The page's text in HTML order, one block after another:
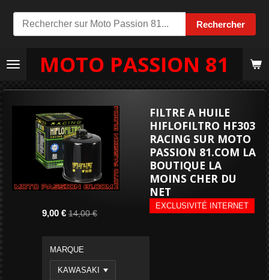
Rechercher
Passer
au
principal
MOTO PASSION 81
FILTRE A HUILE
HIFLOFILTRO HF303
RACING SUR MOTO
PASSION 81.COM LA
BOUTIQUE LA
MOINS CHER DU
NET
EXCLUSIVITÉ INTERNET
9,00 € 14,00 €
MARQUE